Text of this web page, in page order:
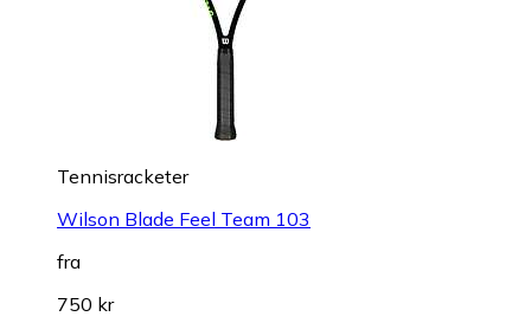
Tennisracketer
Wilson Blade Feel Team 103
fra
750 kr